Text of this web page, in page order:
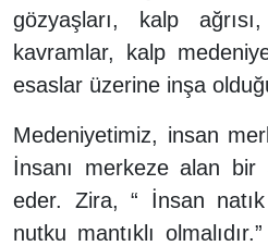
gözyaşları, kalp
kavramlar, kalp
esaslar üzerine inşa
Medeniyetimiz, insan
İnsanı merkeze alan bir
eder. Zira, “ İnsan natık
nutku mantıklı